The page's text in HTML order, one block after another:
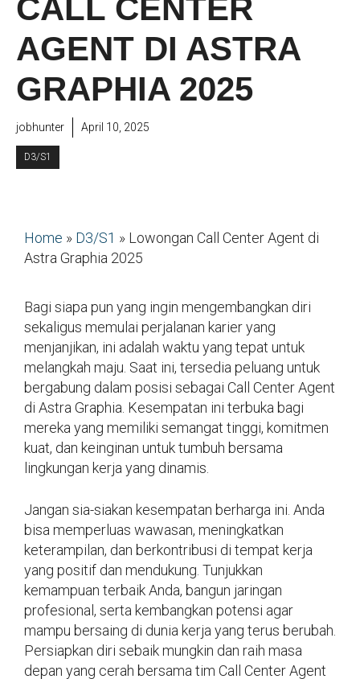
CALL CENTER
AGENT DI ASTRA
GRAPHIA 2025
jobhunter April 10, 2025
D3/S1
Home » D3/S1 » Lowongan Call Center Agent di
Astra Graphia 2025
Bagi siapa pun yang ingin mengembangkan diri
sekaligus memulai perjalanan karier yang
menjanjikan, ini adalah waktu yang tepat untuk
melangkah maju. Saat ini, tersedia peluang untuk
bergabung dalam posisi sebagai Call Center Agent
di Astra Graphia. Kesempatan ini terbuka bagi
mereka yang memiliki semangat tinggi, komitmen
kuat, dan keinginan untuk tumbuh bersama
lingkungan kerja yang dinamis.
Jangan sia-siakan kesempatan berharga ini. Anda
bisa memperluas wawasan, meningkatkan
keterampilan, dan berkontribusi di tempat kerja
yang positif dan mendukung. Tunjukkan
kemampuan terbaik Anda, bangun jaringan
profesional, serta kembangkan potensi agar
mampu bersaing di dunia kerja yang terus berubah.
Persiapkan diri sebaik mungkin dan raih masa
depan yang cerah bersama tim Call Center Agent